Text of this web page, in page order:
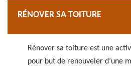
RÉNOVER SA TOITURE
Rénover sa toiture est une
pour but de renouveler d’une